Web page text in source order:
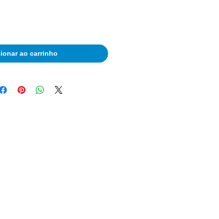
ao carrinho